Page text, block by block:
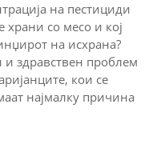
на пестициди
храни со месо и кој
на исхрана?
здравствен проблем
кои се
најмалку причина